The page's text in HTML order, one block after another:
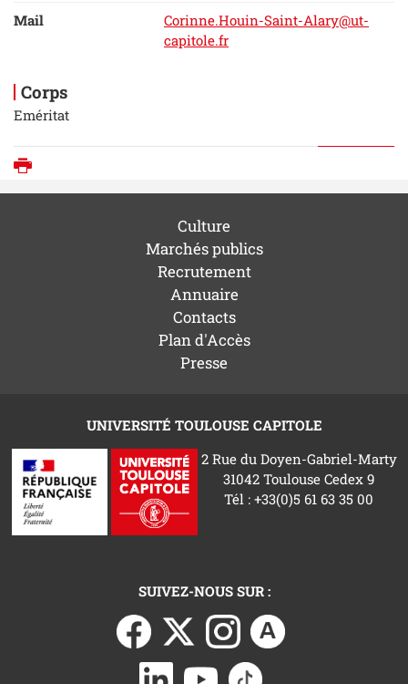
Mail
Corinne.Houin-Saint-Alary@ut-
capitole.fr
Corps
Eméritat
Culture
Marchés publics
Recrutement
Annuaire
Contacts
Plan d'Accès
Presse
UNIVERSITÉ TOULOUSE CAPITOLE
2 Rue du Doyen-Gabriel-Marty
31042 Toulouse Cedex 9
Tél : +33(0)5 61 63 35 00
SUIVEZ-NOUS SUR :